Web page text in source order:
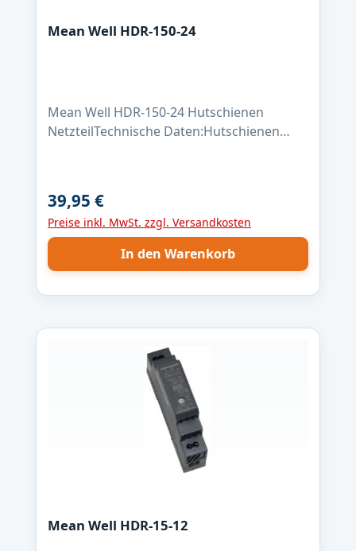
Mean Well HDR-150-24
Mean Well HDR-150-24 Hutschienen
NetzteilTechnische Daten:Hutschienen
135,6WAusgangsspannung: 24V
(21,6...29,0VDC)Ausgangsstrom:
6,25AEingangsspannung: 85...264VAC
Wirkungsgrad: 90,5%
Regulärer Preis:
39,95 €
Preise inkl. MwSt. zzgl. Versandkosten
In den Warenkorb
Mean Well HDR-15-12